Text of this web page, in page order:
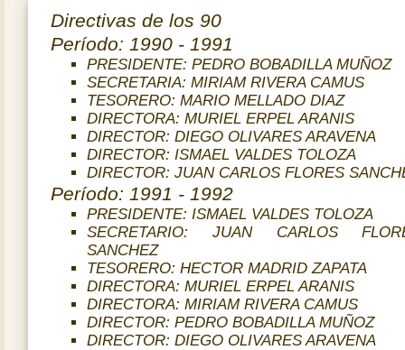
Directivas de los 90
Período: 1990 - 1991
PRESIDENTE: PEDRO BOBADILLA MUÑOZ
SECRETARIA: MIRIAM RIVERA CAMUS
TESORERO: MARIO MELLADO DIAZ
DIRECTORA: MURIEL ERPEL ARANIS
DIRECTOR: DIEGO OLIVARES ARAVENA
DIRECTOR: ISMAEL VALDES TOLOZA
DIRECTOR: JUAN CARLOS FLORES
Período: 1991 - 1992
PRESIDENTE: ISMAEL VALDES TOLOZA
SECRETARIO: JUAN CARLOS
SANCHEZ
TESORERO: HECTOR MADRID ZAPATA
DIRECTORA: MURIEL ERPEL ARANIS
DIRECTORA: MIRIAM RIVERA CAMUS
DIRECTOR: PEDRO BOBADILLA MUÑOZ
DIRECTOR: DIEGO OLIVARES ARAVENA